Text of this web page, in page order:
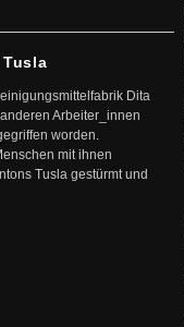
Dita
Arbeiter_innen
worden.
mit ihnen
Tusla gestürmt und